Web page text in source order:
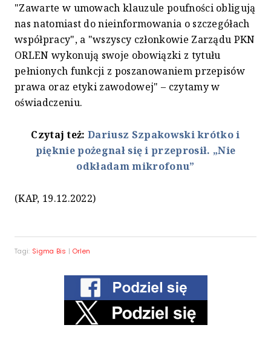
"Zawarte w umowach klauzule poufności obligują
nas natomiast do nieinformowania o szczegółach
współpracy", a "wszyscy członkowie Zarządu PKN
ORLEN wykonują swoje obowiązki z tytułu
pełnionych funkcji z poszanowaniem przepisów
prawa oraz etyki zawodowej" – czytamy w
oświadczeniu.
Czytaj też:Dariusz Szpakowski krótko i
pięknie pożegnał się i przeprosił. „Nie
odkładam mikrofonu”
(KAP, 19.12.2022)
Tagi: Sigma Bis | Orlen